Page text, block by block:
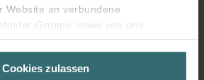
Website an verbundene
Gruppe sowie von uns
zum Zweck der Werbung und
Dienstleister führen diese
mit weiteren Daten
Cookies zulassen